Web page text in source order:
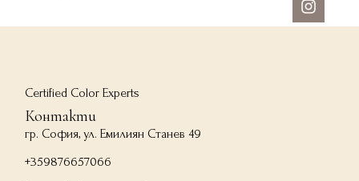
Certified Color Experts
Контакти
гр. София, ул. Емилиян Станев 49
+359876657066